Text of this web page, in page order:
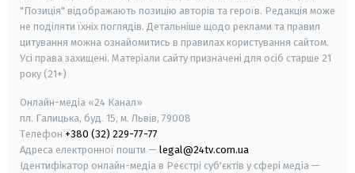
"Позиція" відображають позицію авторів та героїв. Редакція може
не поділяти їхніх поглядів. Детальніше щодо реклами та правил
цитування можна ознайомитись в правилах користування сайтом.
Усі права захищені. Матеріали сайту призначені для осіб старше 21
року (21+)
Онлайн-медіа «24 Канал»
пл. Галицька, буд. 15, м. Львів, 79008
Телефон +380 (32) 229-77-77
Адреса електронної пошти — legal@24tv.com.ua
Ідентифікатор онлайн-медіа в Реєстрі суб'єктів у сфері медіа —